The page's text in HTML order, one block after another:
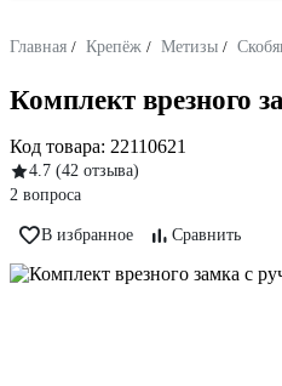
Главная / Крепёж / Метизы /
Комплект врезного
Код товара: 22110621
4.7 (42 отзыва)
2 вопроса
В избранное Сравнить